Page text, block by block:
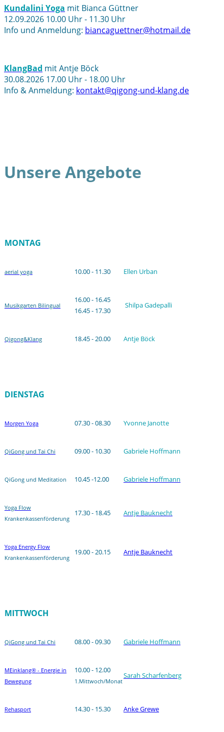
Kundalini Yoga mit Bianca Güttner
12.09.2026 10.00 Uhr - 11.30 Uhr
Info und Anmeldung: biancaguettner@hotmail.de
KlangBad mit Antje Böck
30.08.2026 17.00 Uhr - 18.00 Uhr
Info & Anmeldung: kontakt@qigong-und-klang.de
Unsere Angebote
MONTAG
aerial yoga 10.00 - 11.30 Ellen Urban
Musikgarten Bilingual
16.00 - 16.45
16.45 - 17.30
Shilpa Gadepalli
Qigong&Klang 18.45 - 20.00 Antje Böck
DIENSTAG
Morgen Yoga 07.30 - 08.30 Yvonne Janotte
QiGong und Tai Chi 09.00 - 10.30 Gabriele Hoffmann
QiGong und Meditation 10.45 -12.00 Gabriele Hoffmann
Yoga Flow
Krankenkassenförderung
17.30 - 18.45 Antje Bauknecht
Yoga Energy Flow
Krankenkassenförderung
19.00 - 20.15 Antje Bauknecht
MITTWOCH
QiGong und Tai Chi 08.00 - 09.30 Gabriele Hoffmann
MEinklang® - Energie in
Bewegung
10.00 - 12.00
1.Mittwoch/Monat
Sarah Scharfenberg
Rehasport 14.30 - 15.30 Anke Grewe